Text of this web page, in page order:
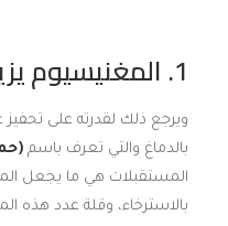
1. المغنيسيوم يزيد الاسترخاء:
ويرجع ذلك لقدرته على
بالدماغ والتي تعرف باسم
المستقبلات هي ما يجعل
بالاسترخاء، وقلة عدد هذه